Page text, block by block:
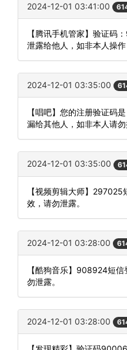
2024-12-01 03:41:00
【腾讯手机管家】验证码
泄露给他人，如非本人操作
2024-12-01 03:35:00
【唱吧】您的注册验证码
漏给其他人，如非本人请勿
2024-12-01 03:35:00
【视频剪辑大师】
效，请勿泄露。
2024-12-01 03:28:00
【酷狗音乐】908924短
勿泄露。
2024-12-01 03:28:00